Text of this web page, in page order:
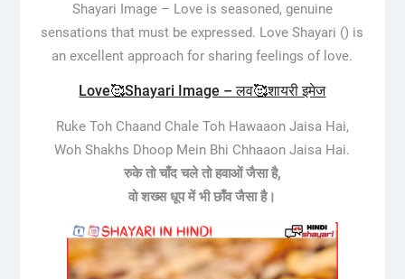
Shayari Image – Love is seasoned, genuine
sensations that must be expressed. Love Shayari () is
an excellent approach for sharing feelings of love.
Love🥰Shayari Image – लव🥰शायरी इमेज
Ruke Toh Chaand Chale Toh Hawaaon Jaisa Hai,
Woh Shakhs Dhoop Mein Bhi Chhaaon Jaisa Hai.
रुके तो चाँद चले तो हवाओं जैसा है,
वो शख्स धूप में भी छाँव जैसा है।